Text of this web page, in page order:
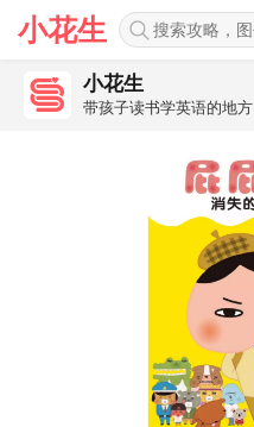
小花生
小花生
带孩子读书学英语的地方